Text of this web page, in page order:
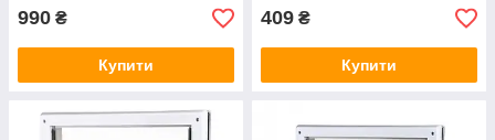
990 ₴
Купити
409 ₴
Купити